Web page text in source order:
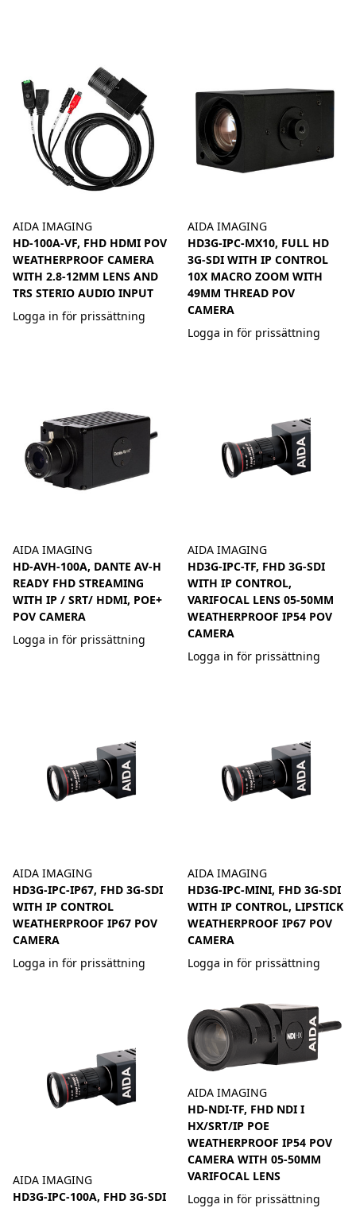
AIDA IMAGING
HD-100A-VF, FHD HDMI POV
WEATHERPROOF CAMERA
WITH 2.8-12MM LENS AND
TRS STERIO AUDIO INPUT
Logga in för prissättning
AIDA IMAGING
HD3G-IPC-MX10, FULL HD
3G-SDI WITH IP CONTROL
10X MACRO ZOOM WITH
49MM THREAD POV
CAMERA
Logga in för prissättning
AIDA IMAGING
HD-AVH-100A, DANTE AV-H
READY FHD STREAMING
WITH IP / SRT/ HDMI, POE+
POV CAMERA
Logga in för prissättning
AIDA IMAGING
HD3G-IPC-TF, FHD 3G-SDI
WITH IP CONTROL,
VARIFOCAL LENS 05-50MM
WEATHERPROOF IP54 POV
CAMERA
Logga in för prissättning
AIDA IMAGING
HD3G-IPC-IP67, FHD 3G-SDI
WITH IP CONTROL
WEATHERPROOF IP67 POV
CAMERA
Logga in för prissättning
AIDA IMAGING
HD3G-IPC-MINI, FHD 3G-SDI
WITH IP CONTROL, LIPSTICK
WEATHERPROOF IP67 POV
CAMERA
Logga in för prissättning
AIDA IMAGING
HD3G-IPC-100A, FHD 3G-SDI
AIDA IMAGING
HD-NDI-TF, FHD NDI I
HX/SRT/IP POE
WEATHERPROOF IP54 POV
CAMERA WITH 05-50MM
VARIFOCAL LENS
Logga in för prissättning